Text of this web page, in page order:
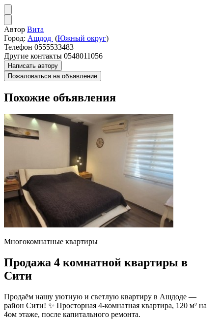
Автор Вита
Город: Ашдод (Южный округ)
Телефон 0555533483
Другие контакты 0548011056
Написать автору
Пожаловаться на объявление
Похожие объявления
Многокомнатные квартиры
Продажа 4 комнатной квартиры в
Сити
Продаём нашу уютную и светлую квартиру в Ашдоде —
район Сити! ✨ Просторная 4-комнатная квартира, 120 м² на
4ом этаже, после капитального ремонта.